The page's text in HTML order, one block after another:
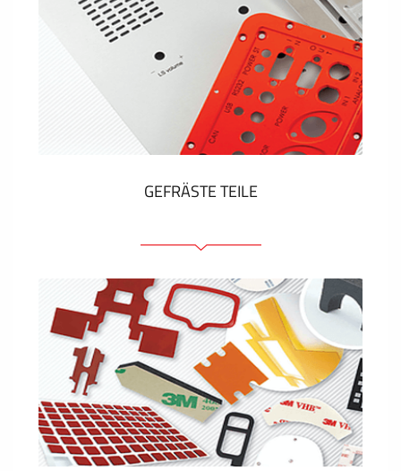
Metallschilder
Aufkleber und Etiketten
Kunststoff-Etiketten und Tags
ZEIGEN MEHR
GEFRÄSTE TEILE
Frontplatten (front und tragfähig)
Eloxierte Frontplatten
Farbige Frontplatten
Platten mit Befestigungselementen
Gravierte Schilder
ZEIGEN MEHR